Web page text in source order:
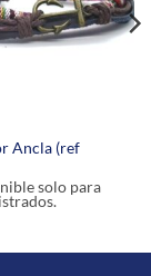
Ancla (ref
solo para